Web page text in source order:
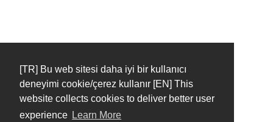
[TR] Bu web sitesi daha iyi bir kullanıcı
deneyimi cookie/çerez kullanır [EN] This
website collects cookies to deliver better user
experience Learn More